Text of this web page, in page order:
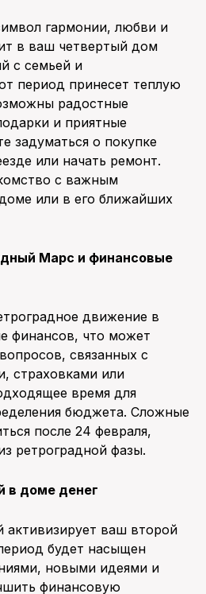
гармонии, любви и
в ваш четвертый дом
с семьей и
период принесет теплую
радостные
и приятные
задуматься о покупке
или начать ремонт.
с важным
или в его ближайших
Марс и финансовые
движение в
финансов, что может
связанных с
страховками или
время для
бюджета. Сложные
после 24 февраля,
ретроградной фазы.
в доме денег
активизирует ваш второй
будет насыщен
новыми идеями и
финансовую